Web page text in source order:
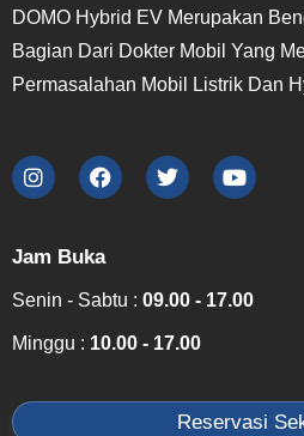
DOMO Hybrid EV Merupakan
Bagian Dari Dokter Mobil Yang
Permasalahan Mobil Listrik Dan
Jam Buka
Senin - Sabtu : 09.00 - 17.00
Minggu : 10.00 - 17.00
Reservasi